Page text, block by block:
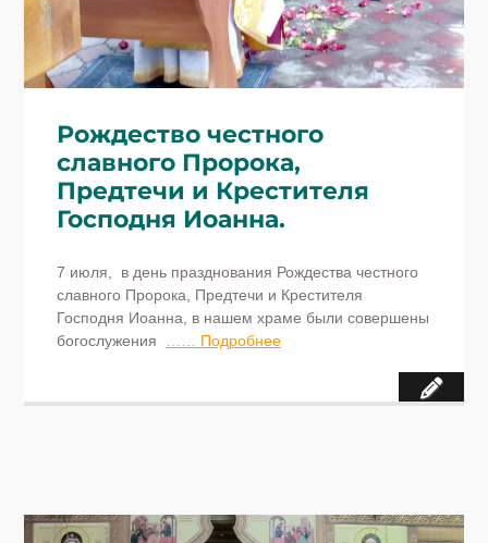
Рождество честного
славного Пророка,
Предтечи и Крестителя
Господня Иоанна.
7 июля, в день празднования Рождества честного
славного Пророка, Предтечи и Крестителя
Господня Иоанна, в нашем храме были совершены
богослужения
…… Подробнее